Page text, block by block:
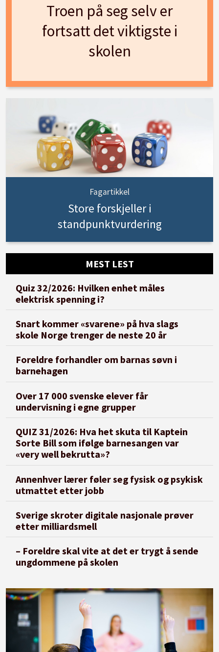
Troen på seg selv er
fortsatt det viktigste i
skolen
Fagartikkel
Store forskjeller i
standpunktvurdering
MEST LEST
Quiz 32/2026: Hvilken enhet måles
elektrisk spenning i?
Snart kommer «svarene» på hva slags
skole Norge trenger de neste 20 år
Foreldre forhandler om barnas søvn i
barnehagen
Over 17 000 svenske elever får
undervisning i egne grupper
QUIZ 31/2026: Hva het skuta til Kaptein
Sorte Bill som ifølge barnesangen var
«very well bekrutta»?
Annenhver lærer føler seg fysisk og psykisk
utmattet etter jobb
Sverige skroter digitale nasjonale prøver
etter milliardsmell
– Foreldre skal vite at det er trygt å sende
ungdommene på skolen